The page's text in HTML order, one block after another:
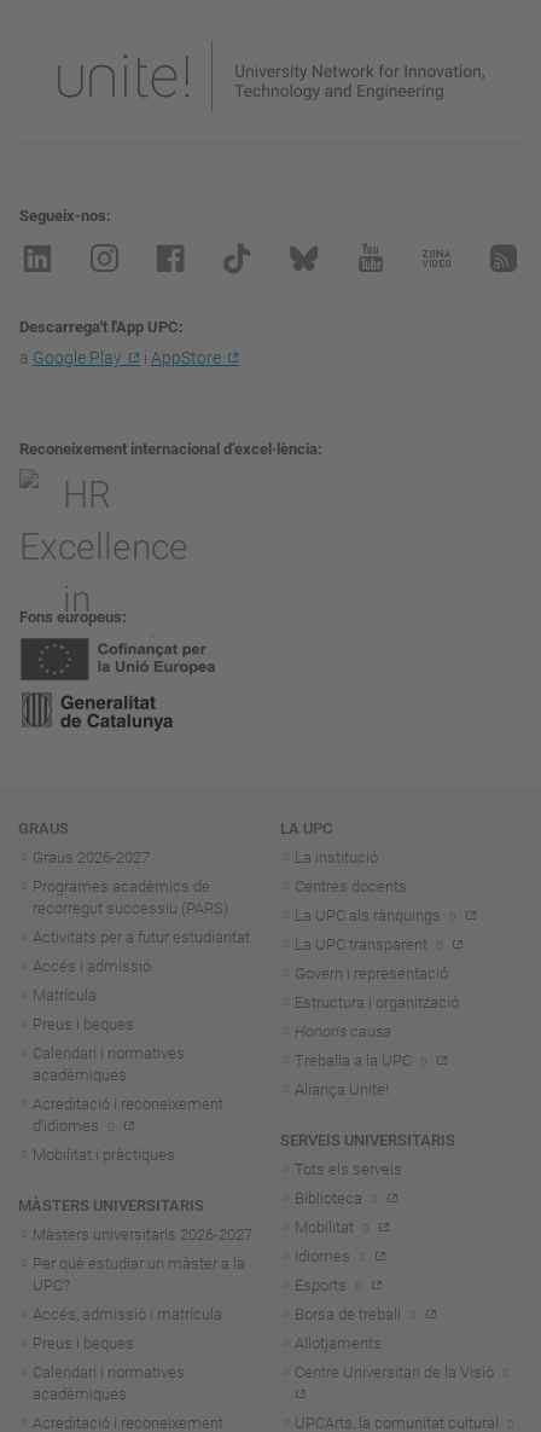
Segueix-nos
Descarrega't l'App UPC
a Google Play i AppStore
Reconeixement internacional d’excel·lència
Fons europeus
Navegació
GRAUS
Graus 2026-2027
Programes acadèmics de
recorregut successiu (PARS)
Activitats per a futur estudiantat
Accés i admissió
Matrícula
Preus i beques
Calendari i normatives
acadèmiques
Acreditació i reconeixement
d'idiomes
Mobilitat i pràctiques
MÀSTERS UNIVERSITARIS
Màsters universitaris 2026-2027
Per què estudiar un màster a la
UPC?
Accés, admissió i matrícula
Preus i beques
Calendari i normatives
acadèmiques
Acreditació i reconeixement
LA UPC
La institució
Centres docents
La UPC als rànquings
La UPC transparent
Govern i representació
Estructura i organització
Honoris causa
Treballa a la UPC
Aliança Unite!
SERVEIS UNIVERSITARIS
Tots els serveis
Biblioteca
Mobilitat
Idiomes
Esports
Borsa de treball
Allotjaments
Centre Universitari de la Visió
UPCArts, la comunitat cultural